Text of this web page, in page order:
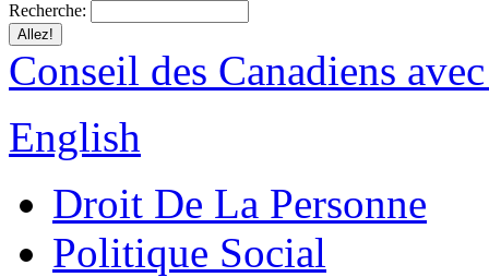
Recherche:
Conseil des Canadiens
English
Droit De La Personne
Politique Social